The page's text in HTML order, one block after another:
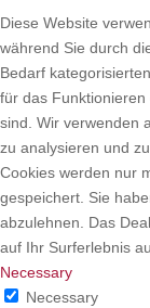
Diese Website
während Sie durch
Bedarf
für das
sind. Wir verwenden
zu analysieren und
Cookies werden nur
gespeichert. Sie
abzulehnen. Das
auf Ihr Surferlebnis
Necessary
Necessary